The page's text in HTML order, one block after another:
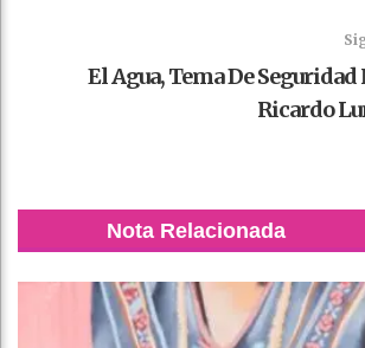
El Agua, Tema De
Ricardo
Nota Relacionada